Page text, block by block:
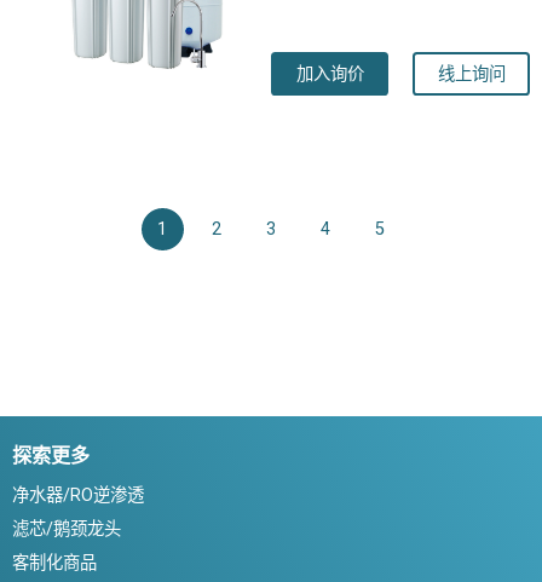
加入询价 线上询问
1 2 3 4 5
探索更多
净水器/RO逆渗透
滤芯/鹅颈龙头
客制化商品